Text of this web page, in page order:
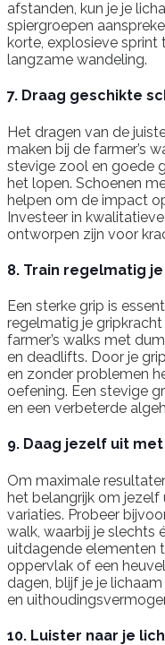
afstanden, kun je je
spiergroepen
korte, explosieve sprint
langzame wandeling.
7. Draag geschikte
Het dragen van de
maken bij de farmer’s
stevige zool en goede
het lopen. Schoenen
helpen om de impact
Investeer in
ontworpen zijn voor
8. Train regelmatig
Een sterke grip is
regelmatig je
farmer’s walks met
en deadlifts. Door je
en zonder problemen
oefening. Een stevige
en een verbeterde
9. Daag jezelf uit
Om maximale
het belangrijk om
variaties. Probeer
walk, waarbij je slechts
uitdagende elementen
oppervlak of een
dagen, blijf je je
en
10. Luister naar je